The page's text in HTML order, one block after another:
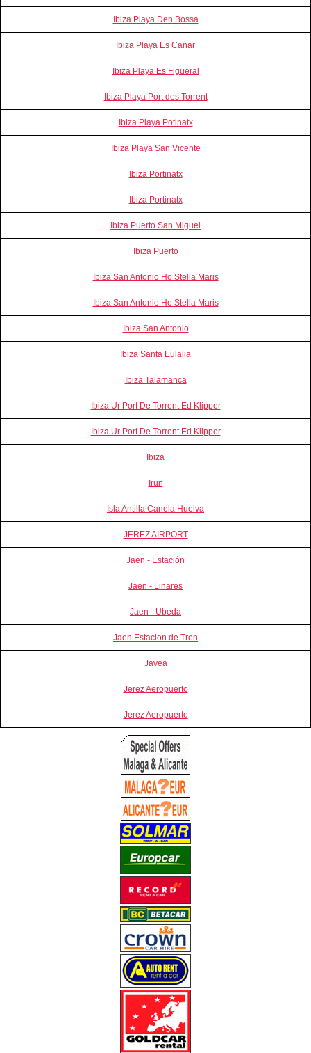
Ibiza Playa Den Bossa
Ibiza Playa Es Canar
Ibiza Playa Es Figueral
Ibiza Playa Port des Torrent
Ibiza Playa Potinatx
Ibiza Playa San Vicente
Ibiza Portinatx
Ibiza Portinatx
Ibiza Puerto San Miguel
Ibiza Puerto
Ibiza San Antonio Ho Stella Maris
Ibiza San Antonio Ho Stella Maris
Ibiza San Antonio
Ibiza Santa Eulalia
Ibiza Talamanca
Ibiza Ur Port De Torrent Ed Klipper
Ibiza Ur Port De Torrent Ed Klipper
Ibiza
Irun
Isla Antilla Canela Huelva
JEREZ AIRPORT
Jaen - Estación
Jaen - Linares
Jaen - Ubeda
Jaen Estacion de Tren
Javea
Jerez Aeropuerto
Jerez Aeropuerto